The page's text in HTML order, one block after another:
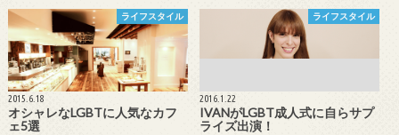
ライフスタイル
2015.6.18
オシャレなLGBTに人気なカフ
ェ5選
ライフスタイル
2016.1.22
IVANがLGBT成人式に自らサプ
ライズ出演！